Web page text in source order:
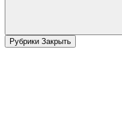
Рубрики Закрыть